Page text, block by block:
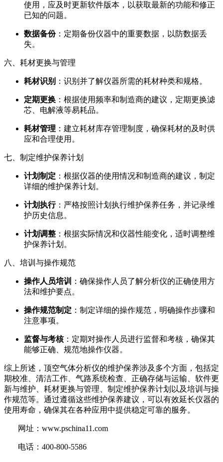
使用，应及时更新软件版本，以获取最新的功能和修正
已知的问题。
数据备份：定期备份仪器中的重要数据，以防数据丢
失。
六、耗材更换与管理
耗材识别 ：识别并了解仪器所需的耗材种类和规格。
定期更换 ：根据使用频率和制造商的建议，定期更换滤
芯、电解液等易耗品。
耗材管理 ：建立耗材库存管理制度，确保耗材的及时供
应和合理使用。
七、制定维护保养计划
计划制定 ：根据仪器的使用情况和制造商的建议，制定
详细的维护保养计划。
计划执行：严格按照计划执行维护保养任务，并记录维
护历史信息。
计划调整 ：根据实际情况和仪器性能变化，适时调整维
护保养计划。
八、培训与操作规范
操作人员培训
：确保操作人员了解分析仪的正确使用方
法和维护要点。
操作规范制定 ：制定详细的操作规范，明确操作步骤和
注意事项。
监督与考核：定期对操作人员进行监督和考核，确保其
能够正确、规范地操作仪器。
综上所述，顶空气体分析仪的维护保养涉及多个方面，包括定
期校准、清洁工作、气路系统检查、正确存储与运输、软件更
新与维护、耗材更换与管理、制定维护保养计划以及培训与操
作规范等。通过遵循这些维护保养建议，可以有效延长仪器的
使用寿命，确保其在各种应用中提供稳定可靠的服务。
网址： www.pschina11.com
电话：400-800-5586